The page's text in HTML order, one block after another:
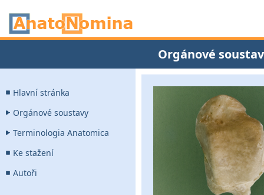
Orgánové
Hlavní stránka
Orgánové soustavy
Terminologia Anatomica
Ke stažení
Autoři